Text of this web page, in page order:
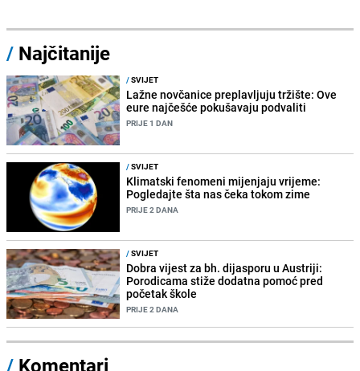
/ Najčitanije
/SVIJET
Lažne novčanice preplavljuju tržište: Ove
eure najčešće pokušavaju podvaliti
PRIJE 1 DAN
/SVIJET
Klimatski fenomeni mijenjaju vrijeme:
Pogledajte šta nas čeka tokom zime
PRIJE 2 DANA
/SVIJET
Dobra vijest za bh. dijasporu u Austriji:
Porodicama stiže dodatna pomoć pred
početak škole
PRIJE 2 DANA
/ Komentari